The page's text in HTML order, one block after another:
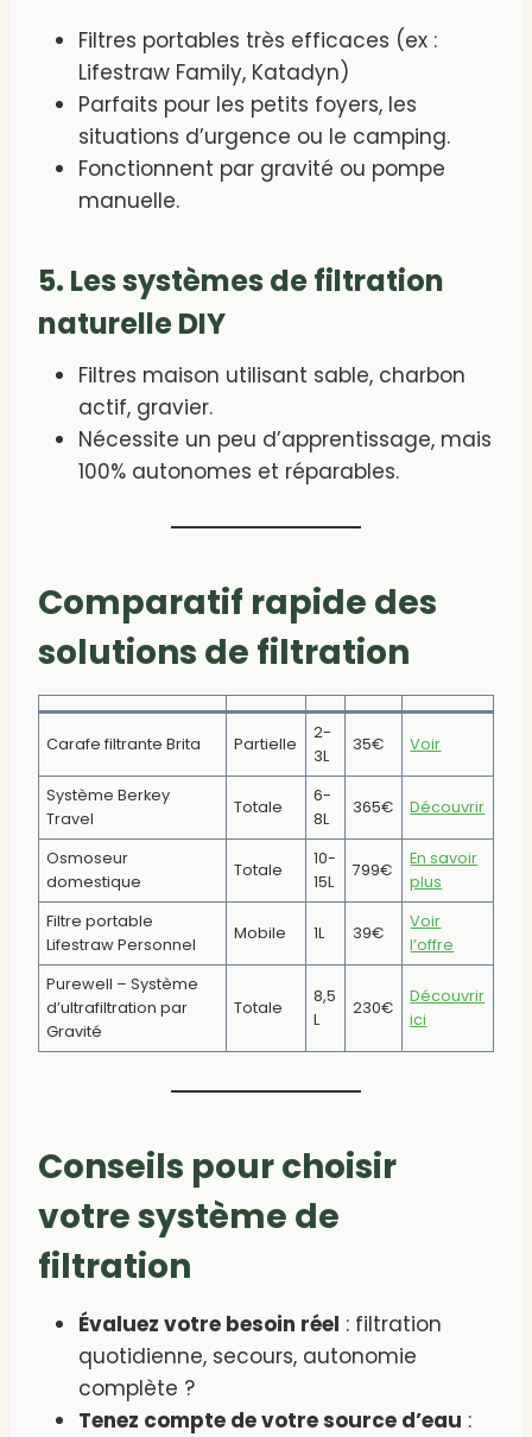
Filtres portables très efficaces (ex :
Lifestraw Family, Katadyn)
Parfaits pour les petits foyers, les
situations d’urgence ou le camping.
Fonctionnent par gravité ou pompe
manuelle.
5. Les systèmes de filtration
naturelle DIY
Filtres maison utilisant sable, charbon
actif, gravier.
Nécessite un peu d’apprentissage, mais
100% autonomes et réparables.
Comparatif rapide des
solutions de filtration
Carafe filtrante Brita Partielle
2-
3L
35€ Voir
Système Berkey
Travel
Totale
6-
8L
365€ Découvrir
Osmoseur
domestique
Totale
10-
15L
799€
En savoir
plus
Filtre portable
Lifestraw Personnel
Mobile 1L 39€
Voir
l’offre
Purewell – Système
d’ultrafiltration par
Gravité
Totale
8,5
L
230€
Découvrir
ici
Conseils pour choisir
votre système de
filtration
Évaluez votre besoin réel : filtration
quotidienne, secours, autonomie
complète ?
Tenez compte de votre source d’eau :